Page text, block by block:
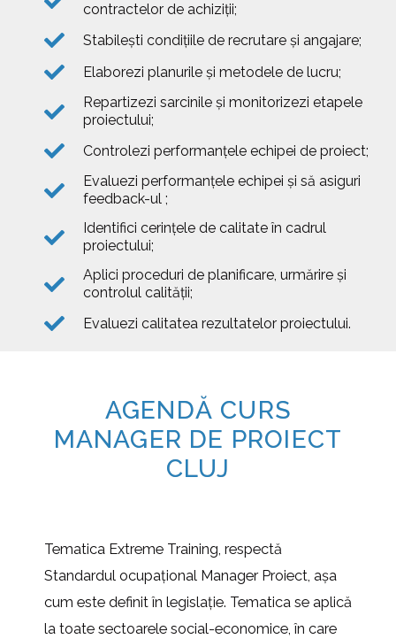
contractelor de achiziţii;
Stabileşti condiţiile de recrutare şi angajare;
Elaborezi planurile şi metodele de lucru;
Repartizezi sarcinile și monitorizezi etapele
proiectului;
Controlezi performanţele echipei de proiect;
Evaluezi performanţele echipei şi să asiguri
feedback-ul ;
Identifici cerinţele de calitate în cadrul
proiectului;
Aplici proceduri de planificare, urmărire şi
controlul calităţii;
Evaluezi calitatea rezultatelor proiectului.
AGENDĂ CURS
MANAGER DE PROIECT
CLUJ
Tematica Extreme Training, respectă
Standardul ocupaţional Manager Proiect, așa
cum este definit în legislație. Tematica se aplică
la toate sectoarele social-economice, în care